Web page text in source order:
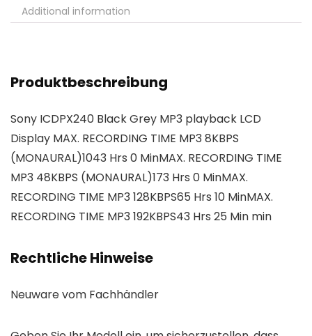
Additional information
Produktbeschreibung
Sony ICDPX240 Black Grey MP3 playback LCD
Display MAX. RECORDING TIME MP3 8KBPS
(MONAURAL)1043 Hrs 0 MinMAX. RECORDING TIME
MP3 48KBPS (MONAURAL)173 Hrs 0 MinMAX.
RECORDING TIME MP3 128KBPS65 Hrs 10 MinMAX.
RECORDING TIME MP3 192KBPS43 Hrs 25 Min min
Rechtliche Hinweise
Neuware vom Fachhändler